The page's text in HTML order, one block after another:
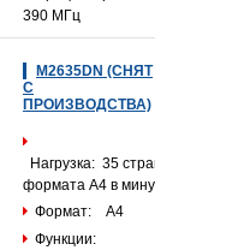
390 МГц
M2635DN (СНЯТ
С
ПРОИЗВОДСТВА)
Нагрузка: 35 страниц
формата А4 в минуту
Формат: А4
Функции: